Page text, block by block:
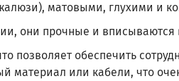
матовыми, глухими и
они прочные и
обеспечить
или кабели, что